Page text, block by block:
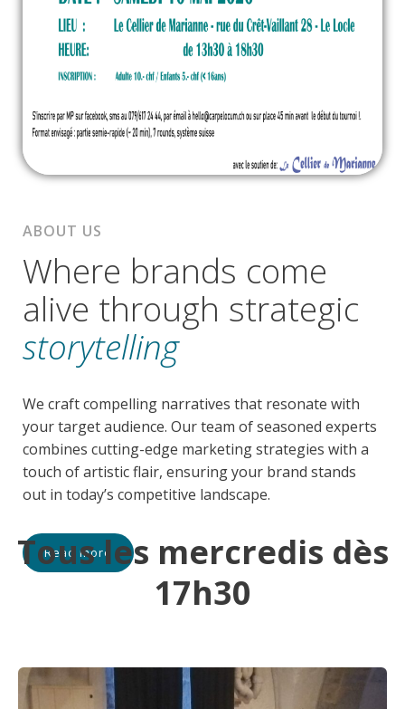
ABOUT US
Where brands come
alive through strategic
storytelling
We craft compelling narratives that resonate with
your target audience. Our team of seasoned experts
combines cutting-edge marketing strategies with a
touch of artistic flair, ensuring your brand stands
out in today’s competitive landscape.
Read more
Tous les mercredis dès
17h30